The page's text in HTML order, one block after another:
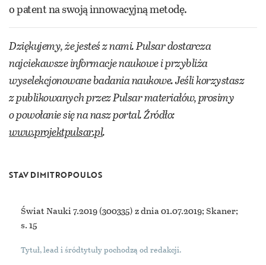
o patent na swoją innowacyjną metodę.
Dziękujemy, że jesteś z nami. Pulsar dostarcza
najciekawsze informacje naukowe i przybliża
wyselekcjonowane badania naukowe. Jeśli korzystasz
z publikowanych przez Pulsar materiałów, prosimy
o powołanie się na nasz portal. Źródło:
www.projektpulsar.pl.
Świat Nauki 7.2019(300335) z dnia 01.07.2019; Skaner;
s. 15
STAV DIMITROPOULOS